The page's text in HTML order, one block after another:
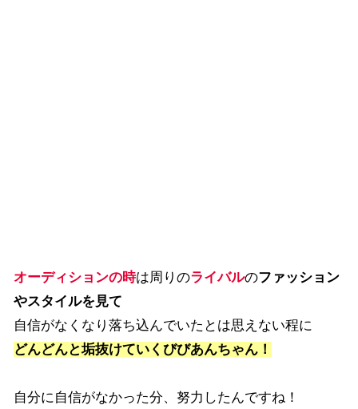
オーディションの時は周りのライバルのファッション
やスタイルを見て
自信がなくなり落ち込んでいたとは思えない程に
どんどんと垢抜けていくびびあんちゃん！
自分に自信がなかった分、努力したんですね！